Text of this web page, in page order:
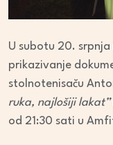
U subotu 20.
prikazivanje
stolnotenisaču
ruka, najlošiji lakat”
od 21:30 sati u